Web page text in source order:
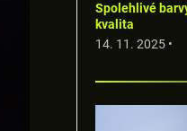
Spolehlivé
kvalita
14. 11. 2025 •